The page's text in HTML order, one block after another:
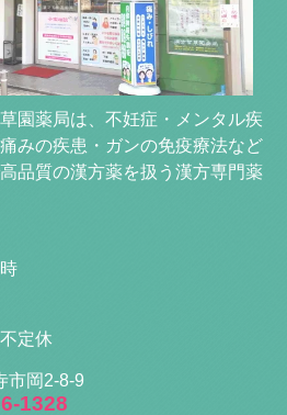
園薬局は、不妊症・メンタル疾
みの疾患・ガンの免疫療法など
品質の漢方薬を扱う漢方専門薬
定休
市岡2-8-9
1328